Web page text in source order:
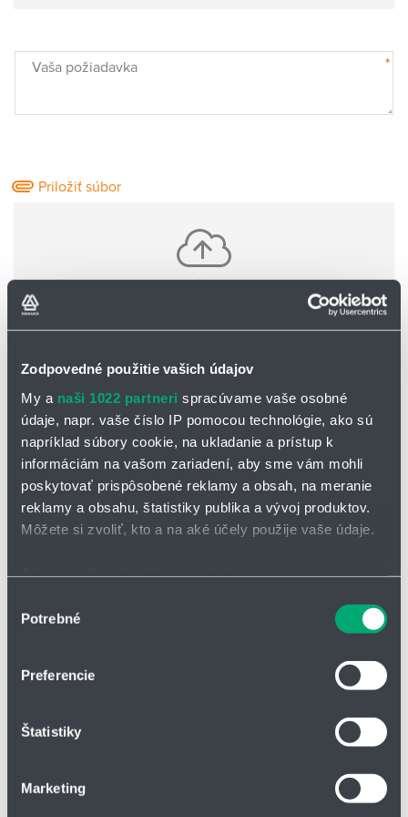
Zodpovedné použitie vašich údajov
My a naši 1022 partneri spracúvame vaše osobné
údaje, napr. vaše číslo IP pomocou technológie, ako sú
napríklad súbory cookie, na ukladanie a prístup k
informáciám na vašom zariadení, aby sme vám mohli
poskytovať prispôsobené reklamy a obsah, na meranie
reklamy a obsahu, štatistiky publika a vývoj produktov.
Môžete si zvoliť, kto a na aké účely použije vaše údaje.
polohe s presnosťou na niekoľko metrov
Viac informácií o tom, ako sa spracúvajú vaše osobné
môžete kedykoľvek zmeniť alebo odvolať cez Vyhlásenie
Na prispôsobenie obsahu a reklám, poskytovanie funkcií
súhlasu
Potrebné
Preferencie
Štatistiky
Marketing
Vaša požiadavka *
Priložiť súbor
Vložte jeden alebo viac súborov pomocou CTRL+shift
Základné informácie o Vás:
Meno a priezvisko
Adresa
Telefón